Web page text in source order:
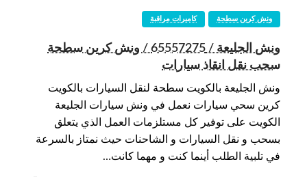
كاميرات مراقبة ونش كرين سطحة
ونش الجليعة / 65557275 / ونش كرين سطحة
سحب نقل انقاذ سيارات
ونش الجليعة بالكويت سطحة لنقل السيارات بالكويت
كرين سحي سيارات نعمل في ونش سيارات الجليعة
الكويت على توفير كل مستلزمات العمل الذي يتعلق
بسحب و نقل السيارات و الشاحنات حيث نمتاز بالسرعة
في تلبية الطلب أينما كنت و مهما كانت…